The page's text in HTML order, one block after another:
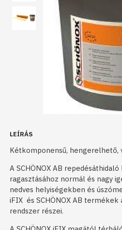
LEÍRÁS
Kétkomponensű, hengerelhető,
A SCHÖNOX AB
ragasztásához normál és nagy
nedves helyiségekben és
iFIX és SCHÖNOX AB termékek
rendszer részei.